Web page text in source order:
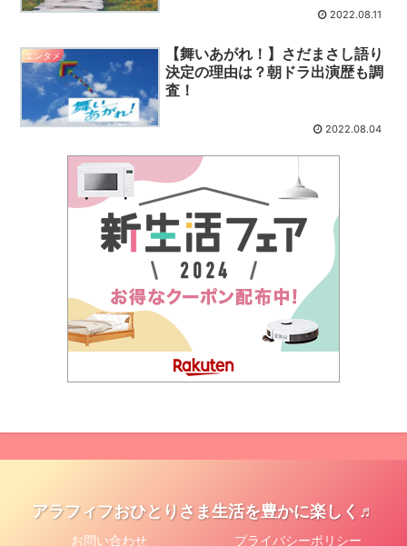
2022.08.11
エンタメ
【舞いあがれ！】さだまさし語り
決定の理由は？朝ドラ出演歴も調
査！
2022.08.04
アラフィフおひとりさま生活を豊かに楽しく♬
お問い合わせ プライバシーポリシー